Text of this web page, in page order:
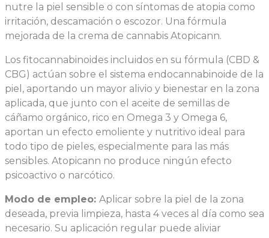
nutre la piel sensible o con síntomas de atopia como
irritación, descamación o escozor. Una fórmula
mejorada de la crema de cannabis Atopicann.
Los fitocannabinoides incluidos en su fórmula (CBD &
CBG) actúan sobre el sistema endocannabinoide de la
piel, aportando un mayor alivio y bienestar en la zona
aplicada, que junto con el aceite de semillas de
cáñamo orgánico, rico en Omega 3 y Omega 6,
aportan un efecto emoliente y nutritivo ideal para
todo tipo de pieles, especialmente para las más
sensibles. Atopicann no produce ningún efecto
psicoactivo o narcótico.
Modo de empleo: Aplicar sobre la piel de la zona
deseada, previa limpieza, hasta 4 veces al día como sea
necesario. Su aplicación regular puede aliviar